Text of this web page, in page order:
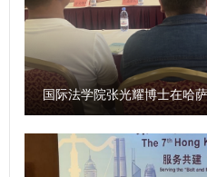
m
厅、陕西师范大学共同建设，
聚全省哲学社会科学力量，开
陕西省哲学社会科学研究中心
主管部门要求，紧紧围绕地方
术研究方面聚焦延安精神、照
焦陕西社会科学有生力量，组
学社会科学研究中心的学术影